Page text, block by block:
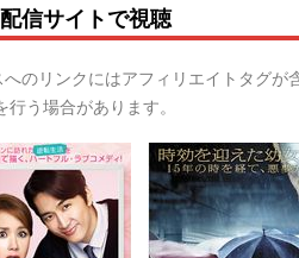
信サイトで視聴
のリンクにはアフィリエイトタグ
行う場合があります。